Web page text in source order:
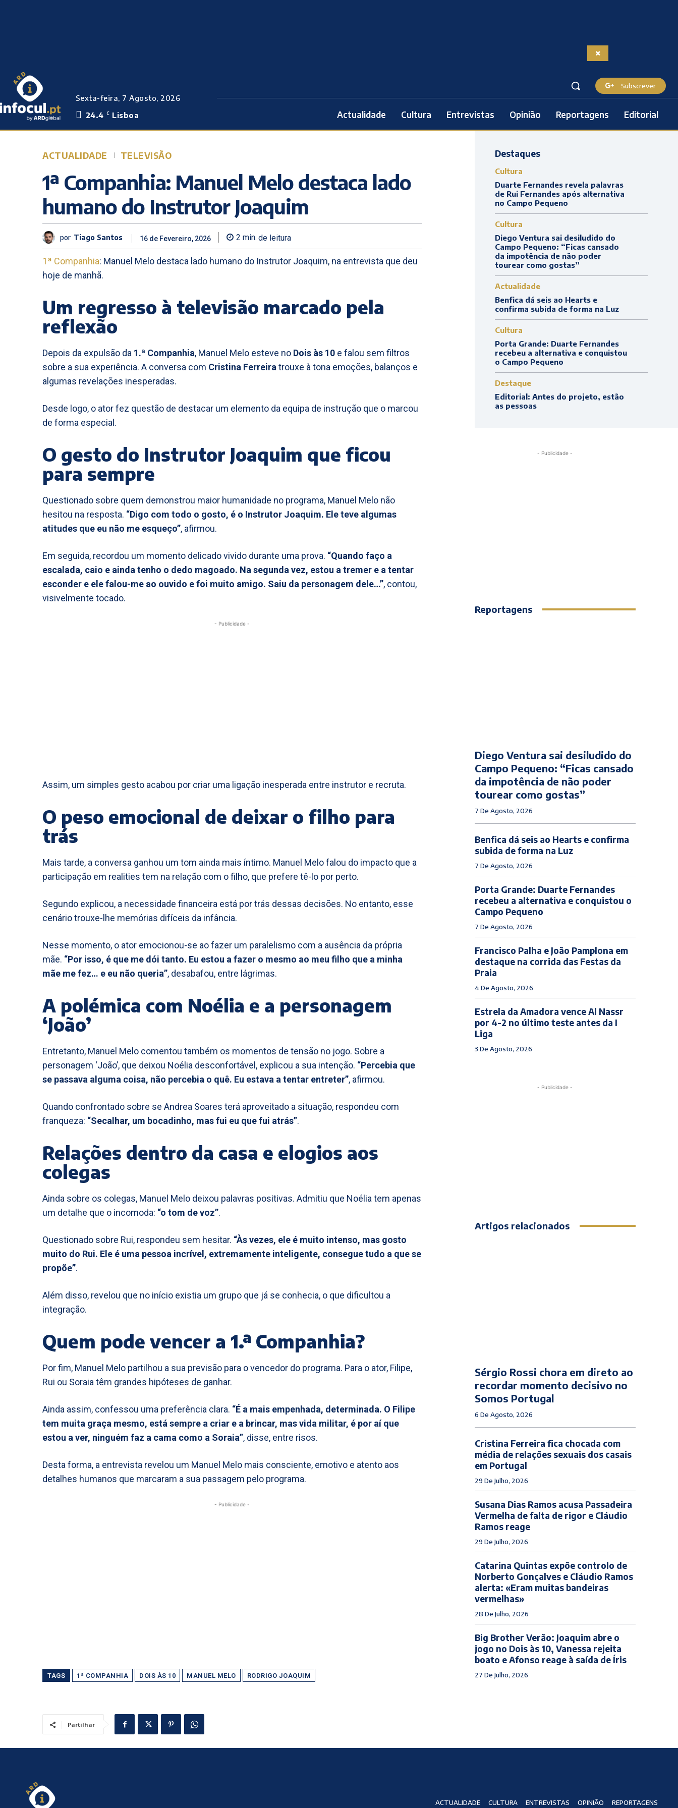
Sexta-feira, 7 Agosto, 2026
24.4 C Lisboa
Subscrever
Actualidade Cultura Entrevistas Opinião Reportagens Editorial
ACTUALIDADE TELEVISÃO
1ª Companhia: Manuel Melo destaca lado
humano do Instrutor Joaquim
por Tiago Santos 16 de Fevereiro, 2026 2 min. de leitura
1ª Companhia: Manuel Melo destaca lado humano do Instrutor Joaquim, na entrevista que deu
hoje de manhã.
Um regresso à televisão marcado pela
reflexão
Depois da expulsão da 1.ª Companhia, Manuel Melo esteve no Dois às 10 e falou sem filtros
sobre a sua experiência. A conversa com Cristina Ferreira trouxe à tona emoções, balanços e
algumas revelações inesperadas.
Desde logo, o ator fez questão de destacar um elemento da equipa de instrução que o marcou
de forma especial.
O gesto do Instrutor Joaquim que ficou
para sempre
Questionado sobre quem demonstrou maior humanidade no programa, Manuel Melo não
hesitou na resposta. “Digo com todo o gosto, é o Instrutor Joaquim. Ele teve algumas
atitudes que eu não me esqueço”, afirmou.
Em seguida, recordou um momento delicado vivido durante uma prova. “Quando faço a
escalada, caio e ainda tenho o dedo magoado. Na segunda vez, estou a tremer e a tentar
esconder e ele falou-me ao ouvido e foi muito amigo. Saiu da personagem dele…”, contou,
visivelmente tocado.
- Publicidade -
Assim, um simples gesto acabou por criar uma ligação inesperada entre instrutor e recruta.
O peso emocional de deixar o filho para
trás
Mais tarde, a conversa ganhou um tom ainda mais íntimo. Manuel Melo falou do impacto que a
participação em realities tem na relação com o filho, que prefere tê-lo por perto.
Segundo explicou, a necessidade financeira está por trás dessas decisões. No entanto, esse
cenário trouxe-lhe memórias difíceis da infância.
Nesse momento, o ator emocionou-se ao fazer um paralelismo com a ausência da própria
mãe. “Por isso, é que me dói tanto. Eu estou a fazer o mesmo ao meu filho que a minha
mãe me fez… e eu não queria”, desabafou, entre lágrimas.
A polémica com Noélia e a personagem
‘João’
Entretanto, Manuel Melo comentou também os momentos de tensão no jogo. Sobre a
personagem ‘João’, que deixou Noélia desconfortável, explicou a sua intenção. “Percebia que
se passava alguma coisa, não percebia o quê. Eu estava a tentar entreter”, afirmou.
Quando confrontado sobre se Andrea Soares terá aproveitado a situação, respondeu com
franqueza: “Secalhar, um bocadinho, mas fui eu que fui atrás”.
Relações dentro da casa e elogios aos
colegas
Ainda sobre os colegas, Manuel Melo deixou palavras positivas. Admitiu que Noélia tem apenas
um detalhe que o incomoda: “o tom de voz”.
Questionado sobre Rui, respondeu sem hesitar. “Às vezes, ele é muito intenso, mas gosto
muito do Rui. Ele é uma pessoa incrível, extremamente inteligente, consegue tudo a que se
propõe”.
Além disso, revelou que no início existia um grupo que já se conhecia, o que dificultou a
integração.
Quem pode vencer a 1.ª Companhia?
Por fim, Manuel Melo partilhou a sua previsão para o vencedor do programa. Para o ator, Filipe,
Rui ou Soraia têm grandes hipóteses de ganhar.
Ainda assim, confessou uma preferência clara. “É a mais empenhada, determinada. O Filipe
tem muita graça mesmo, está sempre a criar e a brincar, mas vida militar, é por aí que
estou a ver, ninguém faz a cama como a Soraia”, disse, entre risos.
Desta forma, a entrevista revelou um Manuel Melo mais consciente, emotivo e atento aos
detalhes humanos que marcaram a sua passagem pelo programa.
- Publicidade -
TAGS 1ª COMPANHIA DOIS ÀS 10 MANUEL MELO RODRIGO JOAQUIM
Partilhar
Destaques
Cultura
Duarte Fernandes revela palavras
de Rui Fernandes após alternativa
no Campo Pequeno
Cultura
Diego Ventura sai desiludido do
Campo Pequeno: “Ficas cansado
da impotência de não poder
tourear como gostas”
Actualidade
Benfica dá seis ao Hearts e
confirma subida de forma na Luz
Cultura
Porta Grande: Duarte Fernandes
recebeu a alternativa e conquistou
o Campo Pequeno
Destaque
Editorial: Antes do projeto, estão
as pessoas
- Publicidade -
Reportagens
Diego Ventura sai desiludido do
Campo Pequeno: “Ficas cansado
da impotência de não poder
tourear como gostas”
7 De Agosto, 2026
Benfica dá seis ao Hearts e confirma
subida de forma na Luz
7 De Agosto, 2026
Porta Grande: Duarte Fernandes
recebeu a alternativa e conquistou o
Campo Pequeno
7 De Agosto, 2026
Francisco Palha e João Pamplona em
destaque na corrida das Festas da
Praia
4 De Agosto, 2026
Estrela da Amadora vence Al Nassr
por 4-2 no último teste antes da I
Liga
3 De Agosto, 2026
- Publicidade -
Artigos relacionados
Sérgio Rossi chora em direto ao
recordar momento decisivo no
Somos Portugal
6 De Agosto, 2026
Cristina Ferreira fica chocada com
média de relações sexuais dos casais
em Portugal
29 De Julho, 2026
Susana Dias Ramos acusa Passadeira
Vermelha de falta de rigor e Cláudio
Ramos reage
29 De Julho, 2026
Catarina Quintas expõe controlo de
Norberto Gonçalves e Cláudio Ramos
alerta: «Eram muitas bandeiras
vermelhas»
28 De Julho, 2026
Big Brother Verão: Joaquim abre o
jogo no Dois às 10, Vanessa rejeita
boato e Afonso reage à saída de Íris
27 De Julho, 2026
ACTUALIDADE CULTURA ENTREVISTAS OPINIÃO REPORTAGENS